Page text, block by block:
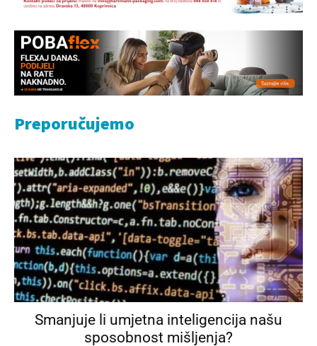
Preporučujemo
Smanjuje li umjetna inteligencija našu
sposobnost mišljenja?